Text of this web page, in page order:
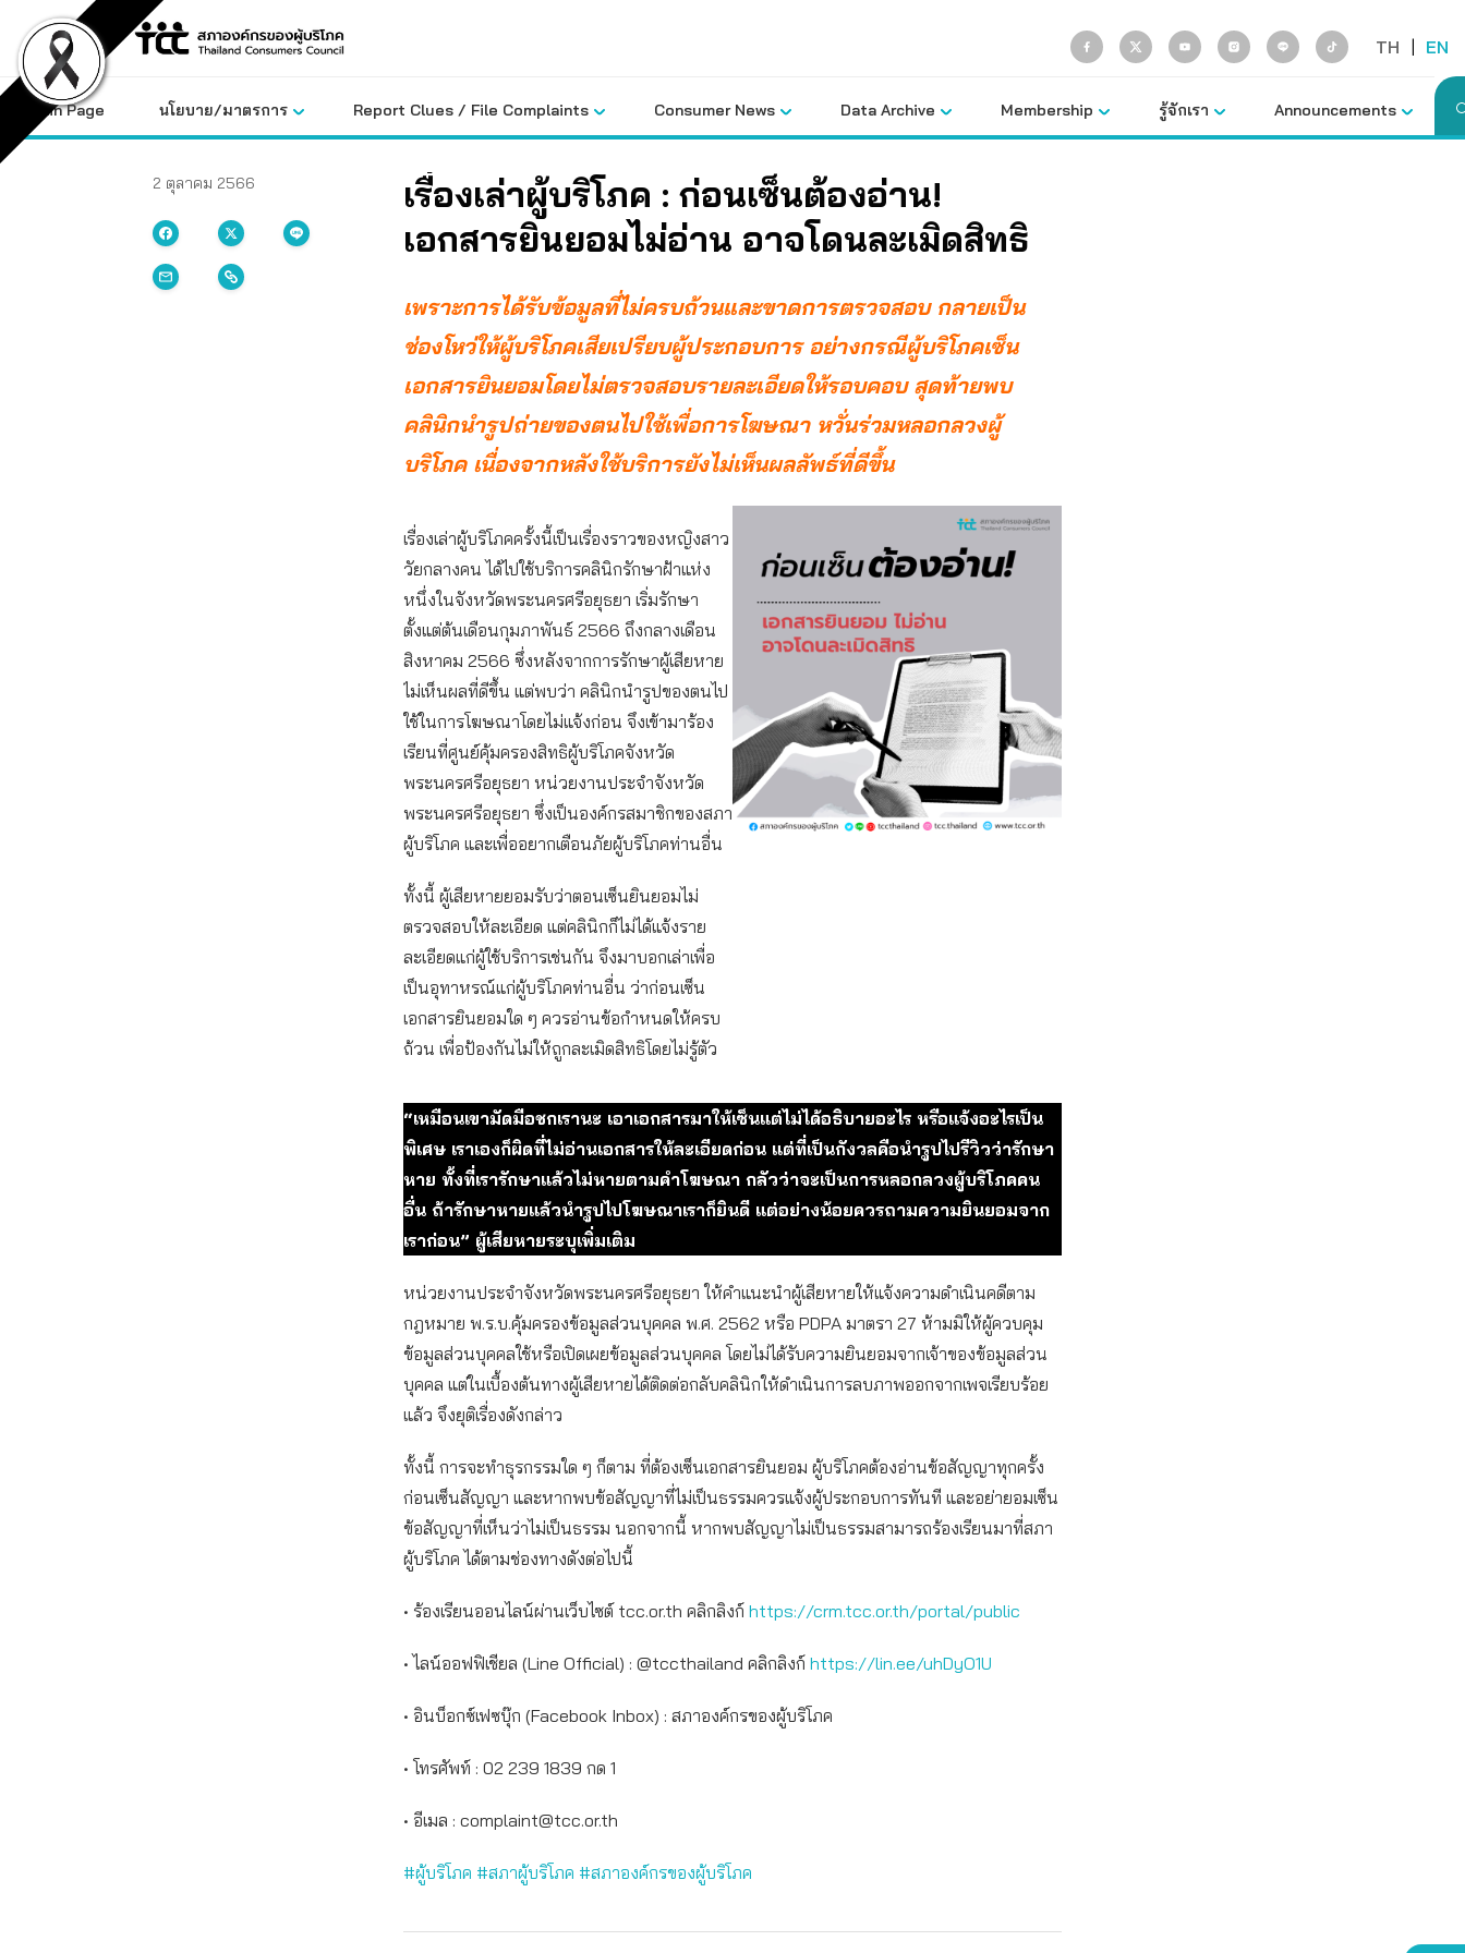
content
TH | EN
Main Page นโยบาย/มาตรการ Report Clues / File Complaints Consumer News Data Archive Membership รู้จักเรา Announcements
2 ตุลาคม 2566
เรื่องเล่าผู้บริโภค : ก่อนเซ็นต้องอ่าน!
เอกสารยินยอมไม่อ่าน อาจโดนละเมิดสิทธิ
เพราะการได้รับข้อมูลที่ไม่ครบถ้วนและขาดการตรวจสอบ กลายเป็น
ช่องโหว่ให้ผู้บริโภคเสียเปรียบผู้ประกอบการ อย่างกรณีผู้บริโภคเซ็น
เอกสารยินยอมโดยไม่ตรวจสอบรายละเอียดให้รอบคอบ สุดท้ายพบ
คลินิกนำรูปถ่ายของตนไปใช้เพื่อการโฆษณา หวั่นร่วมหลอกลวงผู้
บริโภค เนื่องจากหลังใช้บริการยังไม่เห็นผลลัพธ์ที่ดีขึ้น
เรื่องเล่าผู้บริโภคครั้งนี้เป็นเรื่องราวของหญิงสาว
วัยกลางคน ได้ไปใช้บริการคลินิกรักษาฝ้าแห่ง
หนึ่งในจังหวัดพระนครศรีอยุธยา เริ่มรักษา
ตั้งแต่ต้นเดือนกุมภาพันธ์ 2566 ถึงกลางเดือน
สิงหาคม 2566 ซึ่งหลังจากการรักษาผู้เสียหาย
ไม่เห็นผลที่ดีขึ้น แต่พบว่า คลินิกนำรูปของตนไป
ใช้ในการโฆษณาโดยไม่แจ้งก่อน จึงเข้ามาร้อง
เรียนที่ศูนย์คุ้มครองสิทธิผู้บริโภคจังหวัด
พระนครศรีอยุธยา หน่วยงานประจำจังหวัด
พระนครศรีอยุธยา ซึ่งเป็นองค์กรสมาชิกของสภา
ผู้บริโภค และเพื่ออยากเตือนภัยผู้บริโภคท่านอื่น
ทั้งนี้ ผู้เสียหายยอมรับว่าตอนเซ็นยินยอมไม่
ตรวจสอบให้ละเอียด แต่คลินิกก็ไม่ได้แจ้งราย
ละเอียดแก่ผู้ใช้บริการเช่นกัน จึงมาบอกเล่าเพื่อ
เป็นอุทาหรณ์แก่ผู้บริโภคท่านอื่น ว่าก่อนเซ็น
เอกสารยินยอมใด ๆ ควรอ่านข้อกำหนดให้ครบ
ถ้วน เพื่อป้องกันไม่ให้ถูกละเมิดสิทธิโดยไม่รู้ตัว
“เหมือนเขามัดมือชกเรานะ เอาเอกสารมาให้เซ็นแต่ไม่ได้อธิบายอะไร หรือแจ้งอะไรเป็น
พิเศษ เราเองก็ผิดที่ไม่อ่านเอกสารให้ละเอียดก่อน แต่ที่เป็นกังวลคือนำรูปไปรีวิวว่ารักษา
หาย ทั้งที่เรารักษาแล้วไม่หายตามคำโฆษณา กลัวว่าจะเป็นการหลอกลวงผู้บริโภคคน
อื่น ถ้ารักษาหายแล้วนำรูปไปโฆษณาเราก็ยินดี แต่อย่างน้อยควรถามความยินยอมจาก
เราก่อน” ผู้เสียหายระบุเพิ่มเติม
หน่วยงานประจำจังหวัดพระนครศรีอยุธยา ให้คำแนะนำผู้เสียหายให้แจ้งความดำเนินคดีตาม
กฎหมาย พ.ร.บ.คุ้มครองข้อมูลส่วนบุคคล พ.ศ. 2562 หรือ PDPA มาตรา 27 ห้ามมิให้ผู้ควบคุม
ข้อมูลส่วนบุคคลใช้หรือเปิดเผยข้อมูลส่วนบุคคล โดยไม่ได้รับความยินยอมจากเจ้าของข้อมูลส่วน
บุคคล แต่ในเบื้องต้นทางผู้เสียหายได้ติดต่อกลับคลินิกให้ดำเนินการลบภาพออกจากเพจเรียบร้อย
แล้ว จึงยุติเรื่องดังกล่าว
ทั้งนี้ การจะทำธุรกรรมใด ๆ ก็ตาม ที่ต้องเซ็นเอกสารยินยอม ผู้บริโภคต้องอ่านข้อสัญญาทุกครั้ง
ก่อนเซ็นสัญญา และหากพบข้อสัญญาที่ไม่เป็นธรรมควรแจ้งผู้ประกอบการทันที และอย่ายอมเซ็น
ข้อสัญญาที่เห็นว่าไม่เป็นธรรม นอกจากนี้ หากพบสัญญาไม่เป็นธรรมสามารถร้องเรียนมาที่สภา
ผู้บริโภค ได้ตามช่องทางดังต่อไปนี้
• ร้องเรียนออนไลน์ผ่านเว็บไซต์ tcc.or.th คลิกลิงก์ https://crm.tcc.or.th/portal/public
• ไลน์ออฟฟิเชียล (Line Official) : @tccthailand คลิกลิงก์ https://lin.ee/uhDyO1U
• อินบ็อกซ์เฟซบุ๊ก (Facebook Inbox) : สภาองค์กรของผู้บริโภค
• โทรศัพท์ : 02 239 1839 กด 1
• อีเมล : complaint@tcc.or.th
#ผู้บริโภค #สภาผู้บริโภค #สภาองค์กรของผู้บริโภค